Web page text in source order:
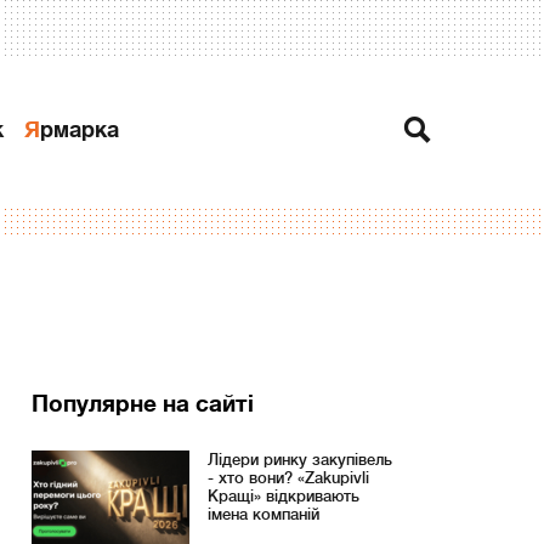
Ярмарка
Популярне на сайті
Лідери ринку закупівель
- хто вони? «Zakupivli
Кращі» відкривають
імена компаній